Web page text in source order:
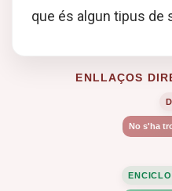
que és algun tipus de
ENLLAÇOS
No s'ha